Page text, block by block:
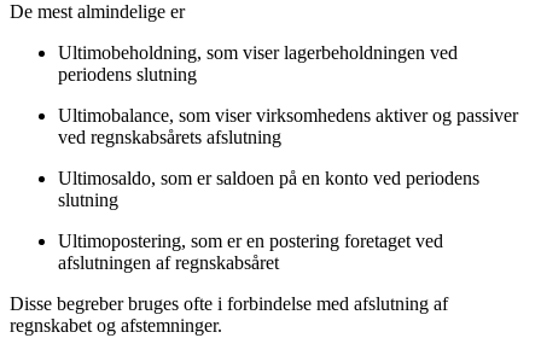
De mest almindelige er
Ultimobeholdning, som viser lagerbeholdningen ved
periodens slutning
Ultimobalance, som viser virksomhedens aktiver og passiver
ved regnskabsårets afslutning
Ultimosaldo, som er saldoen på en konto ved periodens
slutning
Ultimopostering, som er en postering foretaget ved
afslutningen af regnskabsåret
Disse begreber bruges ofte i forbindelse med afslutning af
regnskabet og afstemninger.